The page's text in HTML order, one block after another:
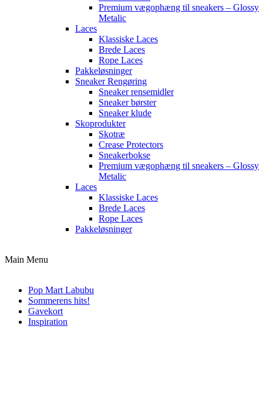
Premium vægophæng til sneakers – Glossy
Metalic
Laces
Klassiske Laces
Brede Laces
Rope Laces
Pakkeløsninger
Sneaker Rengøring
Sneaker rensemidler
Sneaker børster
Sneaker klude
Skoprodukter
Skotræ
Crease Protectors
Sneakerbokse
Premium vægophæng til sneakers – Glossy
Metalic
Laces
Klassiske Laces
Brede Laces
Rope Laces
Pakkeløsninger
Main Menu
Pop Mart Labubu
Sommerens hits!
Gavekort
Inspiration